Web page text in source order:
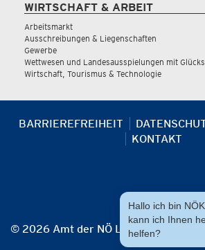
WIRTSCHAFT & ARBEIT
Arbeitsmarkt
Ausschreibungen & Liegenschaften
Gewerbe
Wettwesen und Landesausspielungen mit
Wirtschaft, Tourismus & Technologie
BARRIEREFREIHEIT
KONTAKT
© 2026 Amt der NÖ Landesregierung
Hallo ich bin
kann ich Ihnen
helfen?